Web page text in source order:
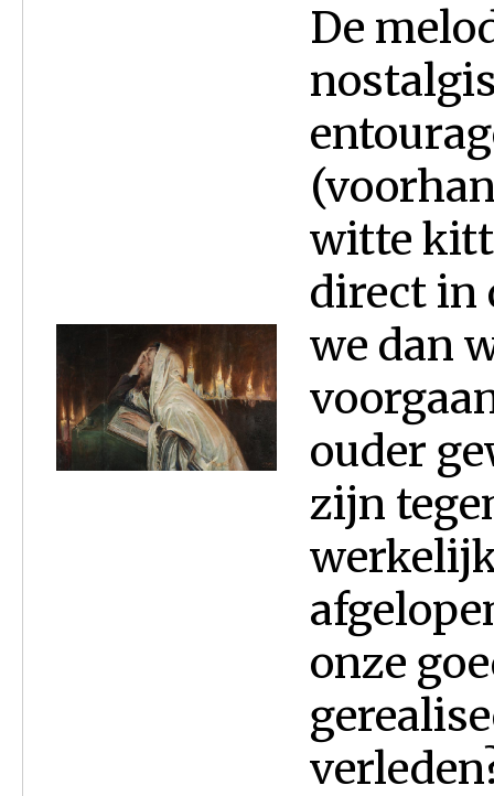
De
witte
direct in
we dan
ouder
zijn
onze